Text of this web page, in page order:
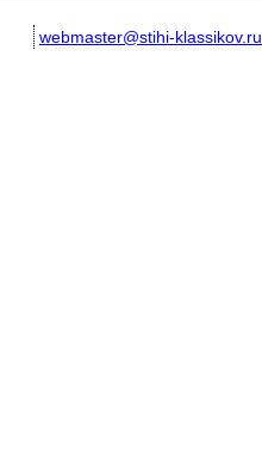
webmaster@stihi-klassikov.ru